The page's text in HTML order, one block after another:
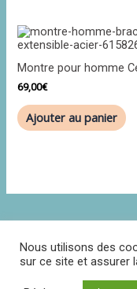
Montre pour homme
69,00€
Ajouter au panier
Nous utilisons des
sur ce site et assurer